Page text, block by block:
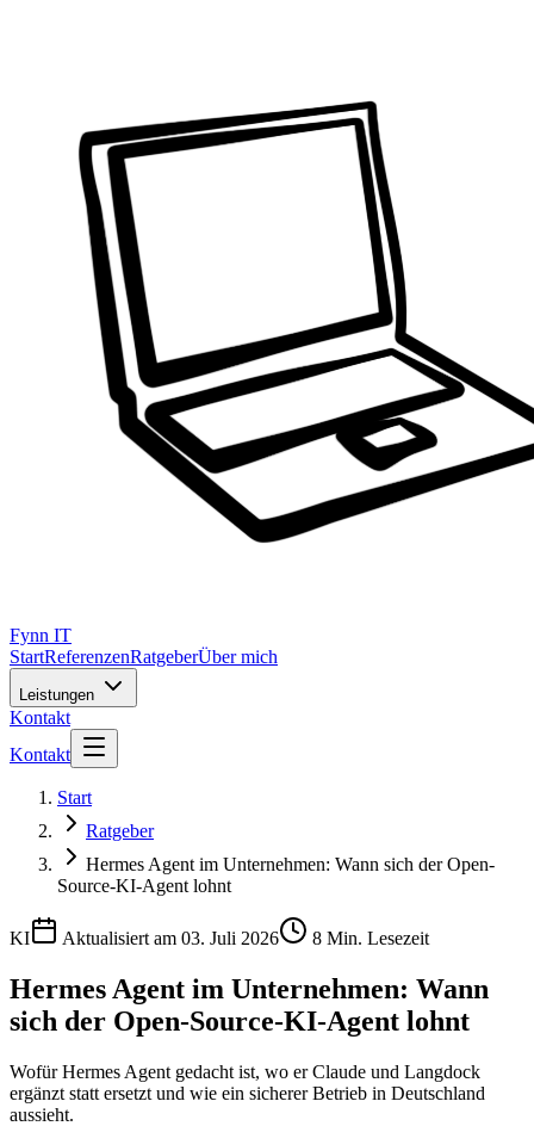
Fynn IT
StartReferenzenRatgeberÜber mich
Leistungen
Kontakt
Kontakt
Start
Ratgeber
Hermes Agent im Unternehmen: Wann sich der Open-
Source-KI-Agent lohnt
KI Aktualisiert am 03. Juli 2026 8 Min. Lesezeit
Hermes Agent im Unternehmen: Wann
sich der Open-Source-KI-Agent lohnt
Wofür Hermes Agent gedacht ist, wo er Claude und Langdock
ergänzt statt ersetzt und wie ein sicherer Betrieb in Deutschland
aussieht.